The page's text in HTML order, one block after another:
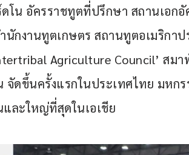
โน อัครราชทูตที่ปรึกษา สถานเอก
นักงานทูตเกษตร สถานทูตอเมริกา
Agriculture Council’ สม
จัดขึ้นครั้งแรกในประเทศไทย มหก
และใหญ่ที่สุดในเอเชีย